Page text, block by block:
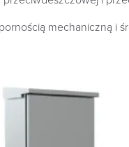
mechaniczną i